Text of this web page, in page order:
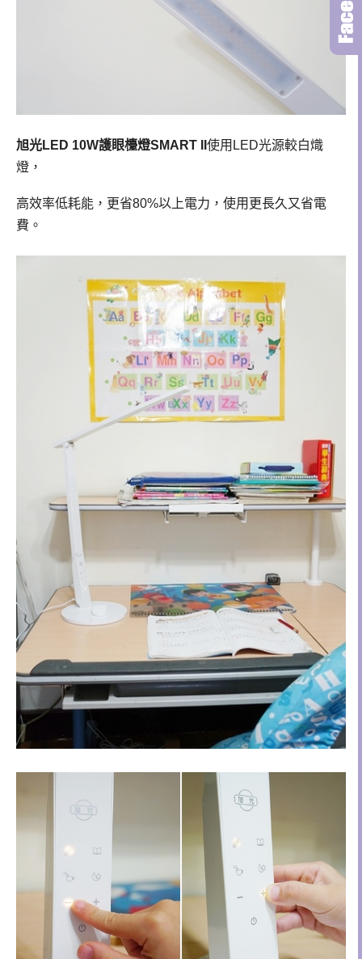
旭光LED 10W護眼檯燈SMART II 使用 LED光源較白熾
燈，
高效率低耗能，更省80%以上電力，使用更長久又省電
費。